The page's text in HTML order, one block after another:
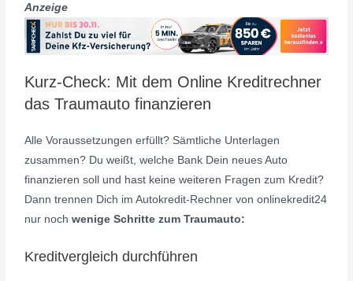
Anzeige
Kurz-Check: Mit dem Online Kreditrechner
das Traumauto finanzieren
Alle Voraussetzungen erfüllt? Sämtliche Unterlagen
zusammen? Du weißt, welche Bank Dein neues Auto
finanzieren soll und hast keine weiteren Fragen zum Kredit?
Dann trennen Dich im Autokredit-Rechner von onlinekredit24
nur nochwenige Schritte zum Traumauto:
Kreditvergleich durchführen